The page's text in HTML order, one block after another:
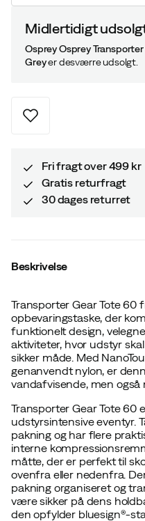
Midlertidigt
Osprey Osprey
Greyer desværre udsolgt.
Fri fragt over 499 kr
Gratis returfragt
30 dages returret
Beskrivelse
Transporter Gear Tote 60
opbevaringstaske, der
funktionelt design,
aktiviteter, hvor udstyr
sikker måde. Med
genanvendt nylon, er
vandafvisende, men også
Transporter Gear Tote 60
udstyrsintensive eventyr.
pakning og har flere
interne
måtte, der er perfekt til
ovenfra eller nedenfra.
pakning organiseret og
være sikker på dens
den opfylder bluesign®-